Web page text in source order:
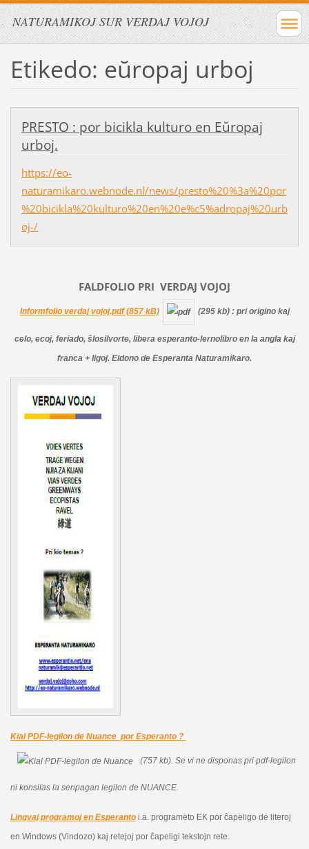
NATURAMIKOJ SUR VERDAJ VOJOJ
Etikedo: eŭropaj urboj
PRESTO : por bicikla kulturo en Eŭropaj
urboj.
https://eo-
naturamikaro.webnode.nl/news/presto%20%3a%20por
%20bicikla%20kulturo%20en%20e%c5%adropaj%20urb
oj-/
FALDFOLIO PRI VERDAJ VOJOJ
Informfolio verdaj vojoj.pdf (857 kB) (295 kb) : pri origino kaj
celo, ecoj, feriado, ŝlosilvorte, libera esperanto-lernolibro en la angla kaj
franca + ligoj. Eldono de Esperanta Naturamikaro.
Kial PDF-legilon de Nuance por Esperanto ?
(757 kb). Se vi ne disponas pri pdf-legilon
ni konsilas la senpagan legilon de NUANCE.
Lingvaj programoj en Esperantoi.a. programeto EK por ĉapeligo de literoj
en Windows (Vindozo) kaj retejoj por ĉapeligi tekstojn rete.